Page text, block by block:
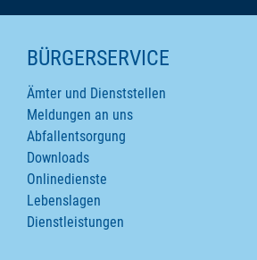
SEITENINHALTE
BÜRGERSERVICE
Ämter und Dienststellen
Meldungen an uns
Abfallentsorgung
Downloads
Onlinedienste
Lebenslagen
Dienstleistungen